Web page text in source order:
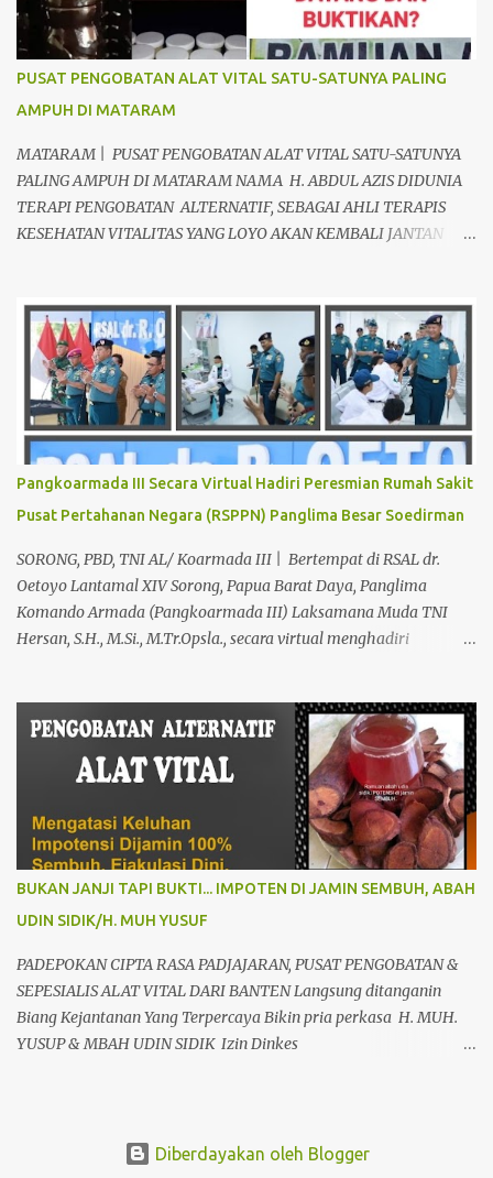
PUSAT PENGOBATAN ALAT VITAL SATU-SATUNYA PALING
AMPUH DI MATARAM
MATARAM | PUSAT PENGOBATAN ALAT VITAL SATU-SATUNYA
PALING AMPUH DI MATARAM NAMA H. ABDUL AZIS DIDUNIA
TERAPI PENGOBATAN ALTERNATIF, SEBAGAI AHLI TERAPIS
KESEHATAN VITALITAS YANG LOYO AKAN KEMBALI JANTAN
Prakteknya Yang sudah menyebar diseluruh daerah di Indonesia
Sangat Dibutuhkan di Mata Warga Membuat Pengobatan
Keperkasaan Pria, H. Abdul Azis sangat direkomendasikan. ANDA
INGIN MENCARI PENGOBATAN KEPERKASAAN Paling Ampuh Di
Kota Terdekat Di Mataram,? Kami Solusinya Jituh Ampuh , Tepat
Serta Dengan Waktu Yang Cepat Untuk Menyembuhkan Berbagai
keluhan Alat Vital Yang Anda Derita Atau Kurang Percaya Diri.
Pilih Salah Satu Keahlian Nya Sebab Pengobatan TRADISIONAL
Kami Memberikan Solusi Untuk Keharmonisan Rumah Tangga
Yang Benar-benar Manjur Khasiatnya, Dan Bertanggung Jawab
Serta Bergaransi.? Kali ini, H. Abdul Azis Hadir Di Pro...
Pangkoarmada III Secara Virtual Hadiri Peresmian Rumah Sakit
Pusat Pertahanan Negara (RSPPN) Panglima Besar Soedirman
SORONG, PBD, TNI AL/ Koarmada III | Bertempat di RSAL dr.
Oetoyo Lantamal XIV Sorong, Papua Barat Daya, Panglima
Komando Armada (Pangkoarmada III) Laksamana Muda TNI
Hersan, S.H., M.Si., M.Tr.Opsla., secara virtual menghadiri
tersebar di seluruh Indonesia, oleh Presiden Republik Indonesia Ir.
H. Jokowi Widodo yang didampingi Menteri Pertahanan RI
Prabowo Subianto, adapun peresmian tersebut diselenggarakan di
RSPPN, Jl. RC. Veteran Raya No.178, Bintaro, Kec. Pesanggrahan,
Kota Jakarta Selatan. Senin (19/02/24). Presiden Republik
Indonesia sangat menghargai dan mengapresiasi pembangunan
dan 25 Rumah Sakit TNI termasuk RSAL dr. Oetoyo Lantamal XIV
Sorong, yang diinisiasi oleh Kementerian Pertahanan, dan
mengharapkan dengan fasilitas dan peralatan yang sangat
modern, RSPPN Panglima Sudirman dapat menjadi rujukan bagi
Kem...
BUKAN JANJI TAPI BUKTI... IMPOTEN DI JAMIN SEMBUH, ABAH
UDIN SIDIK/H. MUH YUSUF
PADEPOKAN CIPTA RASA PADJAJARAN, PUSAT PENGOBATAN &
SEPESIALIS ALAT VITAL DARI BANTEN Langsung ditanganin
Biang Kejantanan Yang Terpercaya Bikin pria perkasa H. MUH.
YUSUP & MBAH UDIN SIDIK Izin Dinkes
Anda punya keluhan seperti alat vital? diantaranya kecil/Loyo &
Diberdayakan oleh Blogger